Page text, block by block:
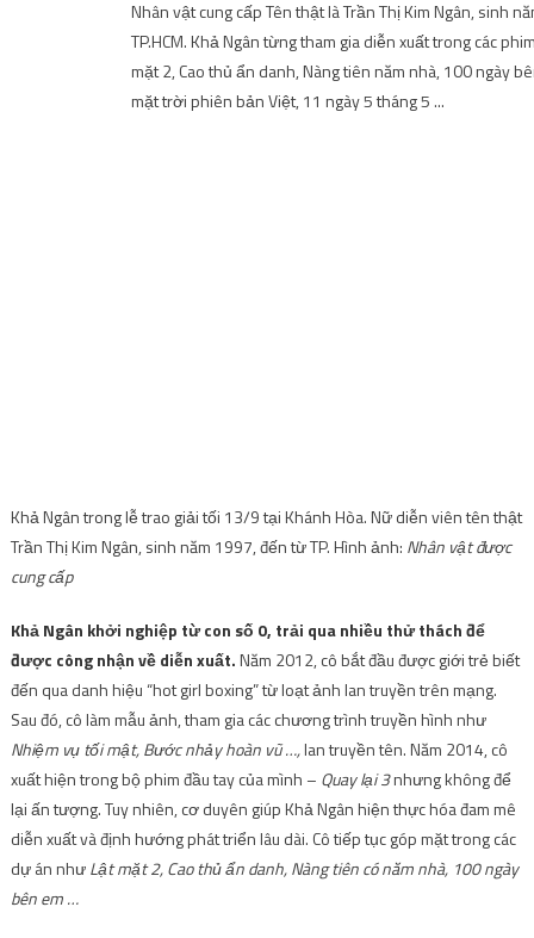
Khả Ngân trong lễ trao giải tối 13/9 tại Khánh Hòa. Nữ diễn viên tên thật
Trần Thị Kim Ngân, sinh năm 1997, đến từ TP. Hình ảnh: Nhân vật được
cung cấp
Khả Ngân khởi nghiệp từ con số 0, trải qua nhiều thử thách để
được công nhận về diễn xuất.Năm 2012, cô bắt đầu được giới trẻ biết
đến qua danh hiệu “hot girl boxing” từ loạt ảnh lan truyền trên mạng.
Sau đó, cô làm mẫu ảnh, tham gia các chương trình truyền hình như
Nhiệm vụ tối mật, Bước nhảy hoàn vũ …,lan truyền tên. Năm 2014, cô
xuất hiện trong bộ phim đầu tay của mình – Quay lại 3nhưng không để
lại ấn tượng. Tuy nhiên, cơ duyên giúp Khả Ngân hiện thực hóa đam mê
diễn xuất và định hướng phát triển lâu dài. Cô tiếp tục góp mặt trong các
dự án nhưLật mặt 2, Cao thủ ẩn danh, Nàng tiên có năm nhà, 100 ngày
bên em …